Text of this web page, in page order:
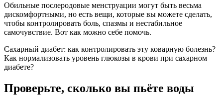
Обильные послеродовые менструации могут быть весьма
дискомфортными, но есть вещи, которые вы можете сделать,
чтобы контролировать боль, спазмы и нестабильное
самочувствие. Вот как можно себе помочь.
Сахарный диабет: как контролировать эту коварную болезнь?
Как нормализовать уровень глюкозы в крови при сахарном
диабете?
Проверьте, сколько вы пьёте воды